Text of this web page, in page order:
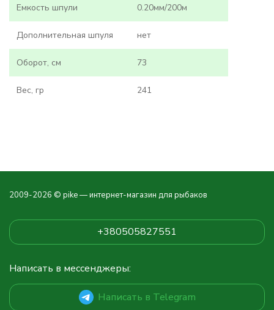
Емкость шпули 0.20мм/200м
Дополнительная шпуля нет
Оборот, см 73
Вес, гр 241
2009-2026 © pike — интернет-магазин для рыбаков
+380505827551
Написать в мессенджеры:
Написать в Telegram